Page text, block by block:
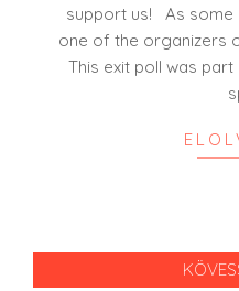
support us! As some
one of the organizers
This exit poll was